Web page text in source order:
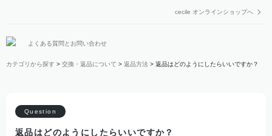
cecile オンラインショップへ
よくある質問とお問い合わせ
カテゴリから探す > 交換・返品について > 返品方法 > 返品はどのようにしたらいいですか？
返品はどのようにしたらいいですか？